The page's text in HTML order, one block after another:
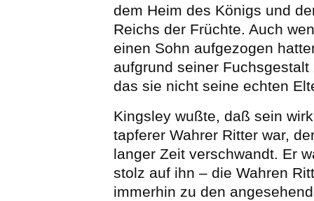
dem Heim des Königs und
Reichs der Früchte. Auch
einen Sohn aufgezogen
aufgrund seiner
das sie nicht seine echten
Kingsley wußte, daß sein
tapferer Wahrer Ritter war,
langer Zeit verschwandt. Er
stolz auf ihn – die Wahren
immerhin zu den